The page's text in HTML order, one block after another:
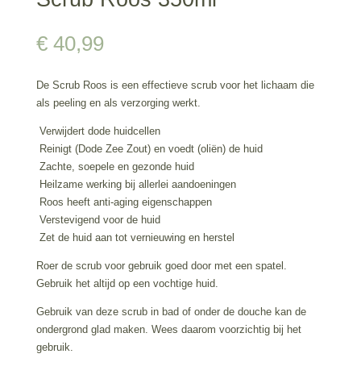
€40,99
De Scrub Roos is een effectieve scrub voor het lichaam die
als peeling en als verzorging werkt.
Verwijdert dode huidcellen
Reinigt (Dode Zee Zout) en voedt (oliën) de huid
Zachte, soepele en gezonde huid
Heilzame werking bij allerlei aandoeningen
Roos heeft anti-aging eigenschappen
Verstevigend voor de huid
Zet de huid aan tot vernieuwing en herstel
Roer de scrub voor gebruik goed door met een spatel.
Gebruik het altijd op een vochtige huid.
Gebruik van deze scrub in bad of onder de douche kan de
ondergrond glad maken. Wees daarom voorzichtig bij het
gebruik.